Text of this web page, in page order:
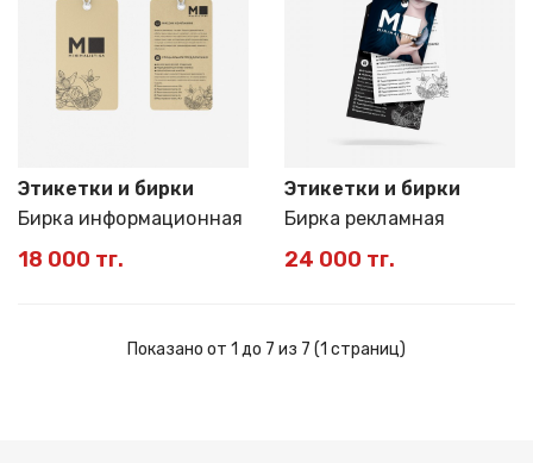
Этикетки и бирки
Бирка информационная
18 000 тг.
Этикетки и бирки
Бирка рекламная
24 000 тг.
Показано от 1 до 7 из 7 (1 страниц)